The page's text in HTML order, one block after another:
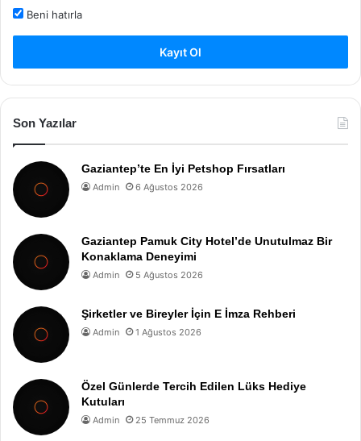
Beni hatırla
Kayıt Ol
Son Yazılar
Gaziantep’te En İyi Petshop Fırsatları
Admin 6 Ağustos 2026
Gaziantep Pamuk City Hotel’de Unutulmaz Bir
Konaklama Deneyimi
Admin 5 Ağustos 2026
Şirketler ve Bireyler İçin E İmza Rehberi
Admin 1 Ağustos 2026
Özel Günlerde Tercih Edilen Lüks Hediye
Kutuları
Admin 25 Temmuz 2026